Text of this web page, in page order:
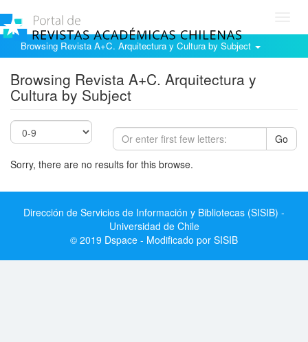
Browsing Revista A+C. Arquitectura y Cultura by Subject
Browsing Revista A+C. Arquitectura y
Cultura by Subject
Go
Sorry, there are no results for this browse.
Dirección de Servicios de Información y Bibliotecas (SISIB) -
Universidad de Chile
© 2019 Dspace - Modificado por SISIB